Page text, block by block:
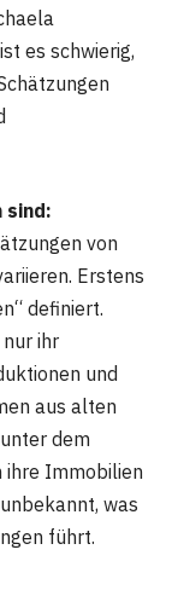
es schwierig,
sind:
von
Erstens
definiert.
ihr
und
aus alten
dem
ihre Immobilien
was
führt.